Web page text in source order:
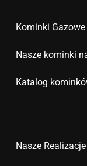
Kominki Gazowe
Nasze kominki
Katalog
Nasze Realizacje